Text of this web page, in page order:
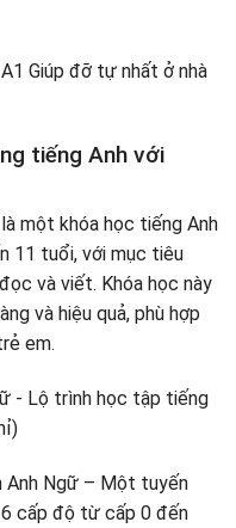
Giúp đỡ tự nhất ở nhà
tiếng Anh với
một khóa học tiếng Anh
11 tuổi, với mục tiêu
và viết. Khóa học này
và hiệu quả, phù hợp
em.
Anh Ngữ – Một tuyến
cấp độ từ cấp 0 đến